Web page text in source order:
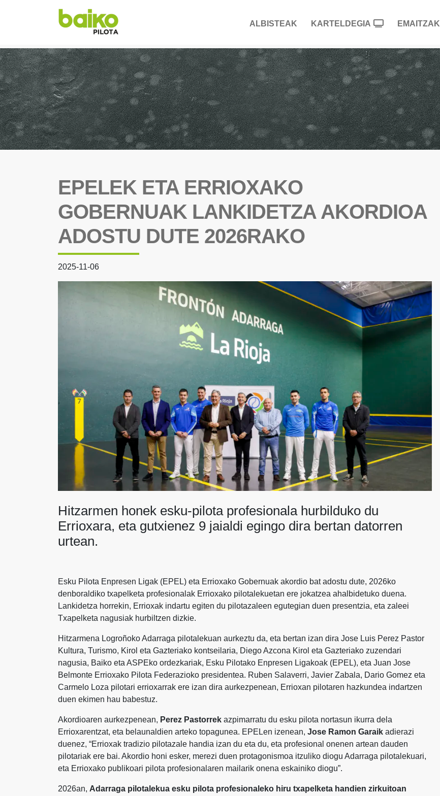
ALBISTEAK KARTELDEGIA EMAITZAK
EPELEK ETA ERRIOXAKO
GOBERNUAK LANKIDETZA AKORDIOA
ADOSTU DUTE 2026RAKO
2025-11-06
Hitzarmen honek esku-pilota profesionala hurbilduko du
Errioxara, eta gutxienez 9 jaialdi egingo dira bertan datorren
urtean.
Esku Pilota Enpresen Ligak (EPEL) eta Errioxako Gobernuak akordio bat adostu dute, 2026ko
denboraldiko txapelketa profesionalak Errioxako pilotalekuetan ere jokatzea ahalbidetuko duena.
Lankidetza horrekin, Errioxak indartu egiten du pilotazaleen egutegian duen presentzia, eta zaleei
Txapelketa nagusiak hurbiltzen dizkie.
Hitzarmena Logroñoko Adarraga pilotalekuan aurkeztu da, eta bertan izan dira Jose Luis Perez Pastor
Kultura, Turismo, Kirol eta Gazteriako kontseilaria, Diego Azcona Kirol eta Gazteriako zuzendari
nagusia, Baiko eta ASPEko ordezkariak, Esku Pilotako Enpresen Ligakoak (EPEL), eta Juan Jose
Belmonte Errioxako Pilota Federazioko presidentea. Ruben Salaverri, Javier Zabala, Dario Gomez eta
Carmelo Loza pilotari errioxarrak ere izan dira aurkezpenean, Errioxan pilotaren hazkundea indartzen
duen ekimen hau babestuz.
Akordioaren aurkezpenean, Perez Pastorrek azpimarratu du esku pilota nortasun ikurra dela
Errioxarentzat, eta belaunaldien arteko topagunea. EPELen izenean, Jose Ramon Garaik adierazi
duenez, “Errioxak tradizio pilotazale handia izan du eta du, eta profesional onenen artean dauden
pilotariak ere bai. Akordio honi esker, merezi duen protagonismoa itzuliko diogu Adarraga pilotalekuari,
eta Errioxako publikoari pilota profesionalaren mailarik onena eskainiko diogu”.
2026an, Adarraga pilotalekua esku pilota profesionaleko hiru txapelketa handien zirkuitoan